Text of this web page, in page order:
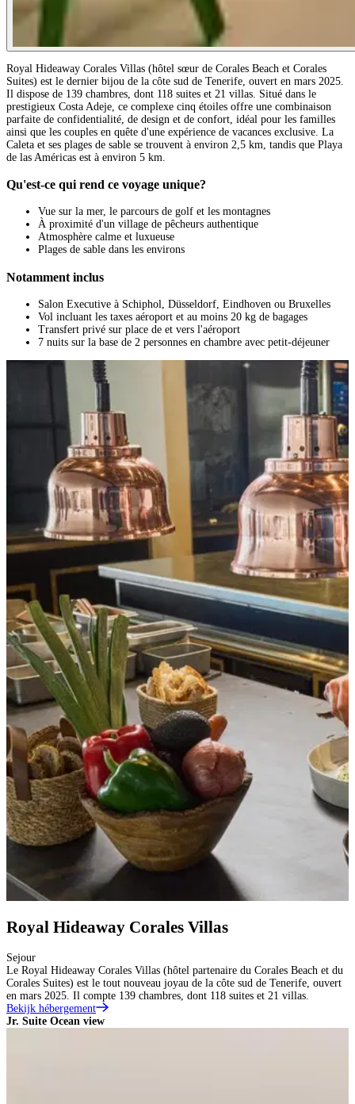
Royal Hideaway Corales Villas (hôtel sœur de Corales Beach et Corales
Suites) est le dernier bijou de la côte sud de Tenerife, ouvert en mars 2025.
Il dispose de 139 chambres, dont 118 suites et 21 villas. Situé dans le
prestigieux Costa Adeje, ce complexe cinq étoiles offre une combinaison
parfaite de confidentialité, de design et de confort, idéal pour les familles
ainsi que les couples en quête d'une expérience de vacances exclusive. La
Caleta et ses plages de sable se trouvent à environ 2,5 km, tandis que Playa
de las Américas est à environ 5 km.
Qu'est-ce qui rend ce voyage unique?
Vue sur la mer, le parcours de golf et les montagnes
À proximité d'un village de pêcheurs authentique
Atmosphère calme et luxueuse
Plages de sable dans les environs
Notamment inclus
Salon Executive à Schiphol, Düsseldorf, Eindhoven ou Bruxelles
Vol incluant les taxes aéroport et au moins 20 kg de bagages
Transfert privé sur place de et vers l'aéroport
7 nuits sur la base de 2 personnes en chambre avec petit-déjeuner
Royal Hideaway Corales Villas
Sejour
Le Royal Hideaway Corales Villas (hôtel partenaire du Corales Beach et du
Corales Suites) est le tout nouveau joyau de la côte sud de Tenerife, ouvert
en mars 2025. Il compte 139 chambres, dont 118 suites et 21 villas.
Bekijk hébergement
Jr. Suite Ocean view